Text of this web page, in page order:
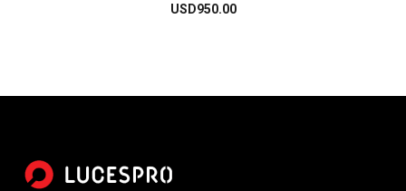
USD950.00